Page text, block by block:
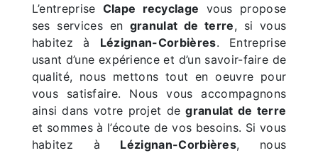
L’entreprise Clape recyclage vous propose
ses services en granulat de terre, si vous
habitez à Lézignan-Corbières. Entreprise
usant d’une expérience et d’un savoir-faire de
qualité, nous mettons tout en oeuvre pour
vous satisfaire. Nous vous accompagnons
ainsi dans votre projet degranulat de terre
et sommes à l’écoute de vos besoins. Si vous
habitez à Lézignan-Corbières, nous